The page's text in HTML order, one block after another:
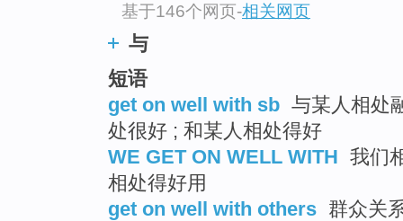
基于146个网页-相关网页
与
短语
get on well with sb 与某人相处
处很好 ; 和某人相处得好
WE GET ON WELL WITH 我们
相处得好用
get on well with others 群众关